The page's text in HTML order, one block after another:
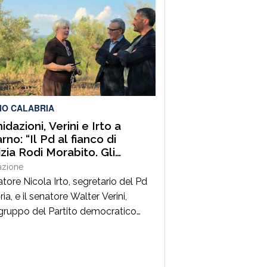
e della gestione delle
in Calabria ed in Sicilia. È
Direttore regionale Anas
Capo Compartimento Anas
Direttore generale della
Calabria e Direttore generale
Spa, […]
CALABRIA
Verini e Irto a
“Il Pd al fianco di
Rodi Morabito. Gli
e i lavoratori onesti
essere lasciati da
Nicola Irto, segretario del Pd
e il senatore Walter Verini,
del Partito democratico